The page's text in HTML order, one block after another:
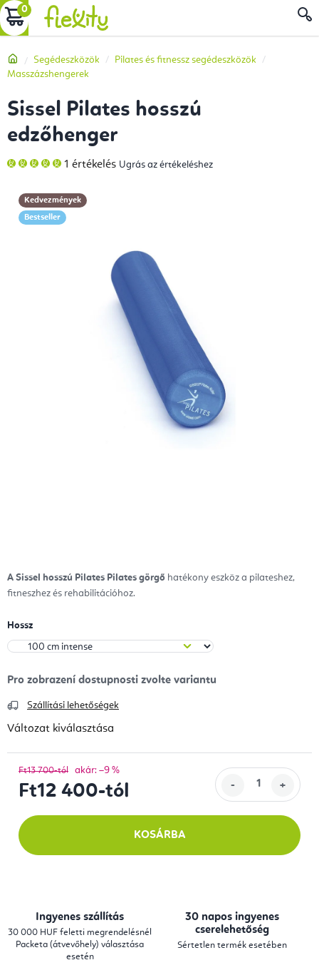
Ugrás
a
tartalomhoz
KOSÁR
Kezdőlap
Segédeszközök
Pilates és fitnessz segédeszközök
Masszázshengerek
A Sissel hosszú Pilates Pilates görgő hatékony eszköz a pilateshez,
fitneszhez és rehabilitációhoz.
Hossz
Szállítási lehetőségek
Változat kiválasztása
Ft13 700-tól akár: –9 %
Ft12 400-tól
KOSÁRBA
Sissel Pilates hosszú
edzőhenger
A
termék
5-
ből
5,0
csillag.
1 értékelés Ugrás az értékeléshez
Kedvezmények
Bestseller
Ingyenes szállítás
30 000 HUF feletti megrendelésnél
Packeta (átvevőhely) választása
esetén
30 napos ingyenes
cserelehetőség
Sértetlen termék esetében